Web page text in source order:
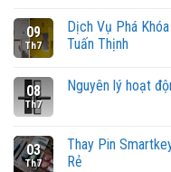
09
Th7
Dịch Vụ Phá
Tuấn Thịnh
08
Th7
Nguyên lý hoạt
03
Th7
Thay Pin
Rẻ